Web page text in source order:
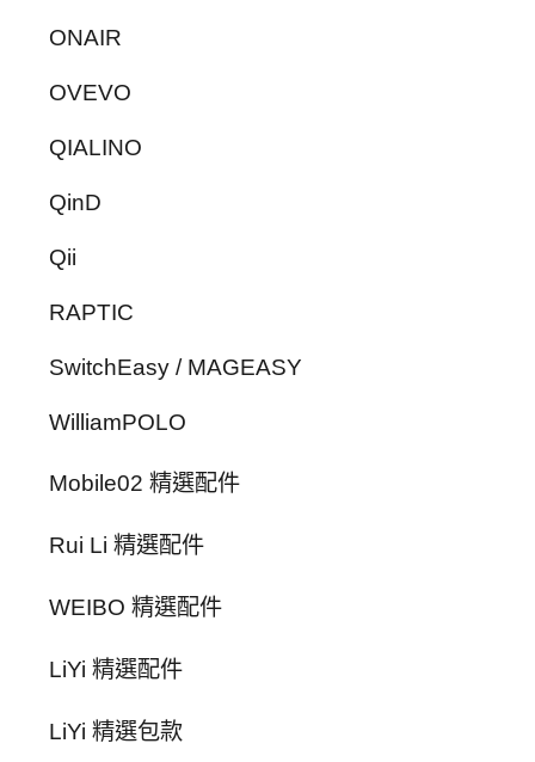
ONAIR
OVEVO
QIALINO
QinD
Qii
RAPTIC
SwitchEasy / MAGEASY
WilliamPOLO
Mobile02 精選配件
Rui Li 精選配件
WEIBO 精選配件
LiYi 精選配件
LiYi 精選包款